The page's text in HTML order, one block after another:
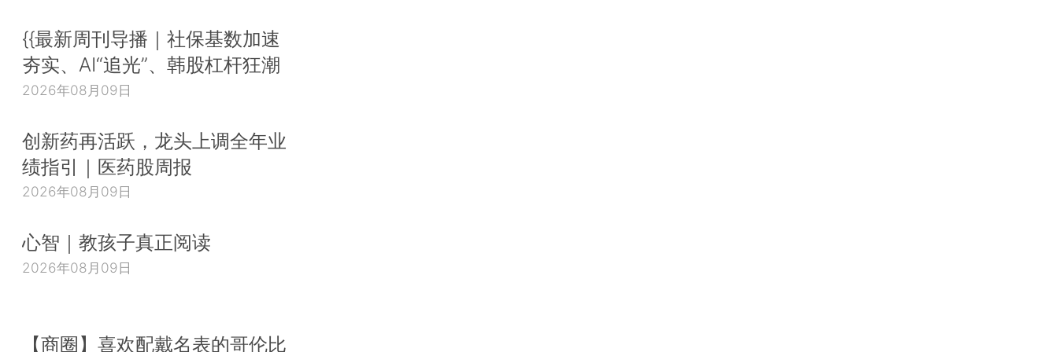
{{最新周刊导播｜社保基数加速
夯实、AI“追光”、韩股杠杆狂潮
2026年08月09日
创新药再活跃，龙头上调全年业
绩指引｜医药股周报
2026年08月09日
心智｜教孩子真正阅读
2026年08月09日
【商圈】喜欢配戴名表的哥伦比